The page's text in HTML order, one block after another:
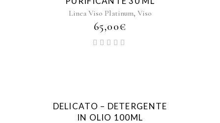
Linea Viso Platinum, Viso
65,00€
DELICATO – DETERGENTE
IN OLIO 100ML